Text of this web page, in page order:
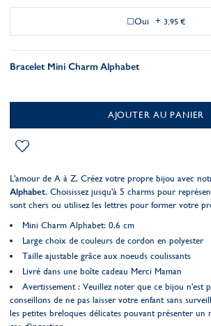
Oui + 3,95 €
Bracelet Mini Charm Alphabet
AJOUTER AU PANIER
L'amour de A à Z. Créez votre propre bijou avec
Alphabet. Choisissez jusqu'à 5 charms pour
sont chers ou utilisez les lettres pour former votre
Mini Charm Alphabet: 0.6 cm
Large choix de couleurs de cordon en polyester
Taille ajustable grâce aux noeuds coulissants
Livré dans une boîte cadeau Merci Maman
Avertissement : Veuillez noter que ce bijou n'est
conseillons de ne pas laisser votre enfant sans
les petites breloques délicates pouvant présenter un